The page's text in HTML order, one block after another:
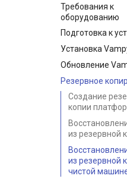
Переменные
Быстрый старт
Установка чарта
Настройка
окружения
Обновление
Откат версии
Удаление чарта
Добавление
корневого
Полезные
Диагностика
Требования к
оборудованию
Подготовка к
Установка
Обновление
Резервное
Создание
копии
из резервной
из резервной
чистой